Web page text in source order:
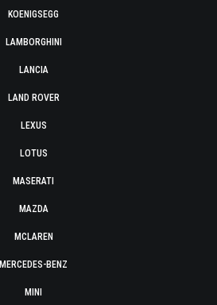
KOENIGSEGG
LAMBORGHINI
LANCIA
LAND ROVER
LEXUS
LOTUS
MASERATI
MAZDA
MCLAREN
MERCEDES-BENZ
MINI